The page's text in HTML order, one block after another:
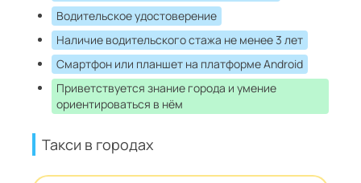
Водительское удостоверение
Наличие водительского стажа не менее 3 лет
Смартфон или планшет на платформе Android
Приветствуется знание города и умение
ориентироваться в нём
Такси в городах